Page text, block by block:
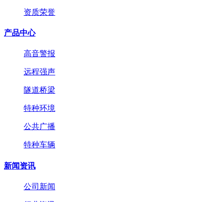
资质荣誉
产品中心
高音警报
远程强声
隧道桥梁
特种环境
公共广播
特种车辆
新闻资讯
公司新闻